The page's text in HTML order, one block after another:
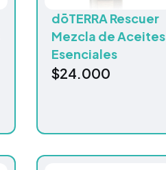
dōTERRA Rescuer
Mezcla de Aceites
Esenciales
$24.000